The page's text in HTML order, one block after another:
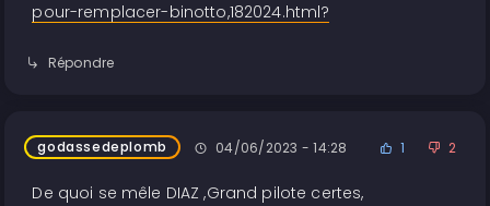
pour-remplacer-binotto,182024.html?
Répondre
godassedeplomb 04/06/2023 - 14:28 1 2
De quoi se mêle DIAZ ,Grand pilote certes,